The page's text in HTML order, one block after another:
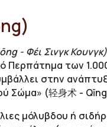
- Φέι Σινγκ Κουνγκ)
Περπάτημα των
στην
(轻身术 -
μόλυβδου ή